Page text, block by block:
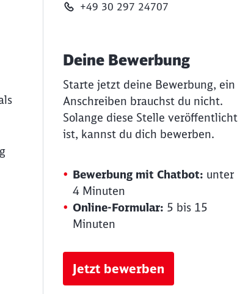
+49 30 297 24707
Deine Bewerbung
Starte jetzt deine Bewerbung, ein
Anschreiben brauchst du nicht.
Solange diese Stelle veröffentlicht
ist, kannst du dich bewerben.
Bewerbung mit Chatbot: unter
4 Minuten
Online-Formular: 5 bis 15
Minuten
Jetzt bewerben